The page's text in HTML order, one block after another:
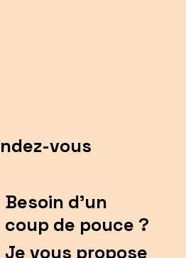
vous
Besoin d'un
coup de pouce ?
Je vous propose